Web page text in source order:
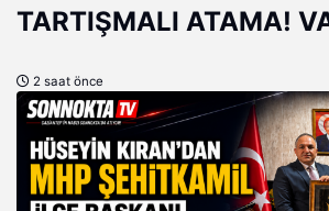
TARTIŞMALI ATAMA!
GÜNGÖR
2 saat önce